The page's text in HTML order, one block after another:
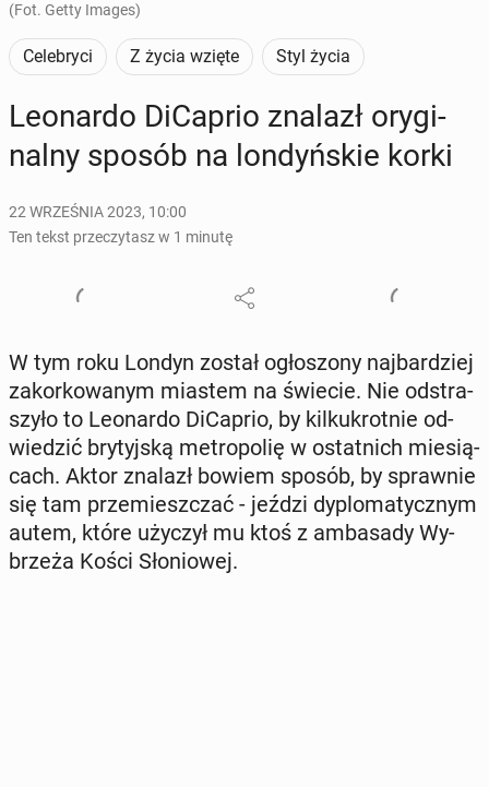
(Fot. Getty Images)
Celebryci Z życia wzięte Styl życia
Le­onar­do Di­Ca­prio znalazł ory­gi­
nal­ny sposób na lon­dyń­skie korki
22 WRZEŚNIA 2023, 10:00
Ten tekst przeczytasz w 1 minutę
W tym roku Londyn został ogło­szo­ny naj­bar­dziej
za­kor­ko­wa­nym miastem na świecie. Nie od­stra­
szy­ło to Le­onar­do Di­Ca­prio, by kil­ku­krot­nie od­
wie­dzić bry­tyj­ską me­tro­po­lię w ostat­nich mie­sią­
cach. Aktor znalazł bowiem sposób, by spraw­nie
się tam prze­miesz­czać - jeździ dy­plo­ma­tycz­nym
autem, które użyczył mu ktoś z am­ba­sa­dy Wy­
brze­ża Kości Sło­nio­wej.